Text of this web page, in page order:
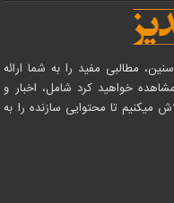
مطالبی مفید را به شما ارائه
خواهید کرد شامل، اخبار و
میکنیم تا محتوایی سازنده را به